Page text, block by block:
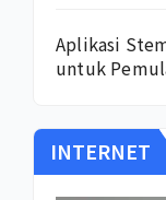
Aplikasi
untuk
INTERNET